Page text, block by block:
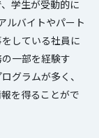
学生が受動的に
ルバイトやパート
している社員に
一部を経験す
グラムが多く、
を得ることがで